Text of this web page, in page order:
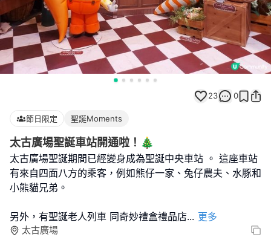
23 0
節日限定 聖誕Moments
太古廣場聖誕車站開通啦！🎄
太古廣場聖誕期間已經變身成為聖誕中央車站 。 這座車站
有來自四面八方的乘客，例如熊仔一家、兔仔農夫、水豚和
小熊貓兄弟。
另外，有聖誕老人列車 同奇妙禮盒禮品店... 更多
太古廣場